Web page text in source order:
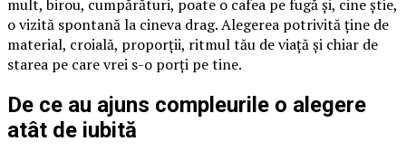
mult, birou, cumpărături, poate o cafea pe fugă și, cine știe,
o vizită spontană la cineva drag. Alegerea potrivită ține de
material, croială, proporții, ritmul tău de viață și chiar de
starea pe care vrei s-o porți pe tine.
De ce au ajuns compleurile o alegere
atât de iubită